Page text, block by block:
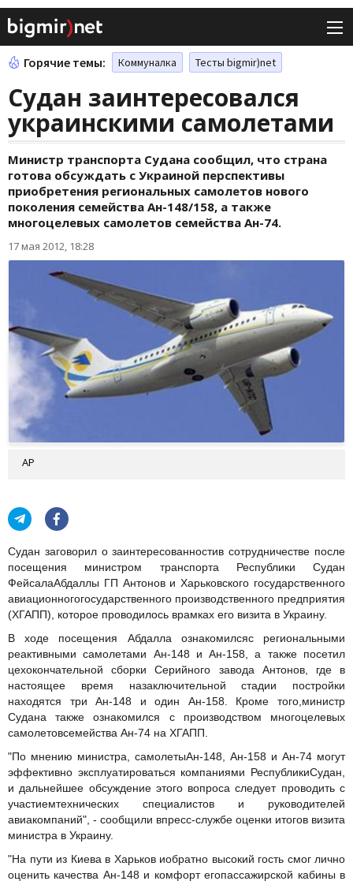
Горячие темы: Коммуналка Тесты bigmir)net
Судан заинтересовался
украинскими самолетами
Министр транспорта Судана сообщил, что страна
готова обсуждать с Украиной перспективы
приобретения региональных самолетов нового
поколения семейства Ан-148/158, а также
многоцелевых самолетов семейства Ан-74.
17 мая 2012, 18:28
АР
Судан заговорил о заинтересованностив сотрудничестве после
посещения министром транспорта Республики Судан
ФейсалаАбдаллы ГП Антонов и Харьковского государственного
авиационногогосударственного производственного предприятия
(ХГАПП), которое проводилось врамках его визита в Украину.
В ходе посещения Абдалла ознакомилсяс региональными
реактивными самолетами Ан-148 и Ан-158, а также посетил
цехокончательной сборки Серийного завода Антонов, где в
настоящее время назаключительной стадии постройки
находятся три Ан-148 и один Ан-158. Кроме того,министр
Судана также ознакомился с производством многоцелевых
самолетовсемейства Ан-74 на ХГАПП.
"По мнению министра, самолетыАн-148, Ан-158 и Ан-74 могут
эффективно эксплуатироваться компаниями РеспубликиСудан,
и дальнейшее обсуждение этого вопроса следует проводить с
участиемтехнических специалистов и руководителей
авиакомпаний", - сообщили впресс-службе оценки итогов визита
министра в Украину.
"На пути из Киева в Харьков иобратно высокий гость смог лично
оценить качества Ан-148 и комфорт егопассажирской кабины в